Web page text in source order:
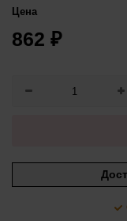
Цена
862 ₽